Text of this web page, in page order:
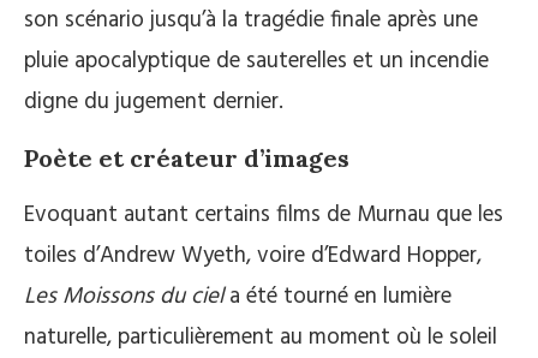
son scénario jusqu’à la tragédie finale après une
pluie apocalyptique de sauterelles et un incendie
digne du jugement dernier.
Poète et créateur d’images
Evoquant autant certains films de Murnau que les
toiles d’Andrew Wyeth, voire d’Edward Hopper,
Les Moissons du ciela été tourné en lumière
naturelle, particulièrement au moment où le soleil